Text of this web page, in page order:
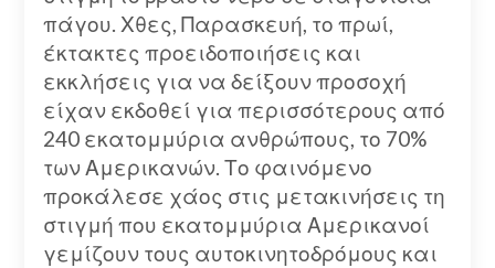
πάγου. Χθες, Παρασκευή, το πρωί,
έκτακτες προειδοποιήσεις και
εκκλήσεις για να δείξουν προσοχή
είχαν εκδοθεί για περισσότερους από
240 εκατομμύρια ανθρώπους, το 70%
των Αμερικανών. Το φαινόμενο
προκάλεσε χάος στις μετακινήσεις τη
στιγμή που εκατομμύρια Αμερικανοί
γεμίζουν τους αυτοκινητοδρόμους και